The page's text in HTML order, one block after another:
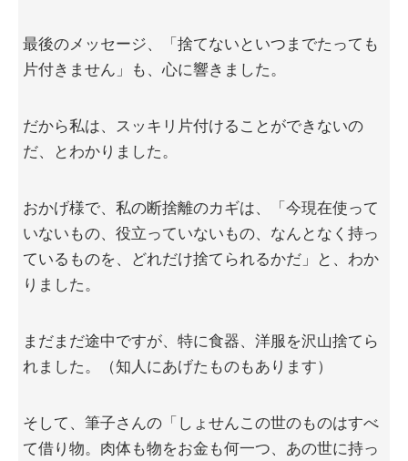
最後のメッセージ、「捨てないといつまでたっても
片付きません」も、心に響きました。
だから私は、スッキリ片付けることができないの
だ、とわかりました。
おかげ様で、私の断捨離のカギは、「今現在使って
いないもの、役立っていないもの、なんとなく持っ
ているものを、どれだけ捨てられるかだ」と、わか
りました。
まだまだ途中ですが、特に食器、洋服を沢山捨てら
れました。（知人にあげたものもあります）
そして、筆子さんの「しょせんこの世のものはすべ
て借り物。肉体も物をお金も何一つ、あの世に持っ